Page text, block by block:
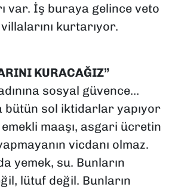
var. İş buraya gelince veto
kurtarıyor.
KURACAĞIZ”
sosyal güvence…
bütün sol iktidarlar yapıyor
maaşı, asgari ücretin
vicdanı olmaz.
yemek, su. Bunların
lütuf değil. Bunların